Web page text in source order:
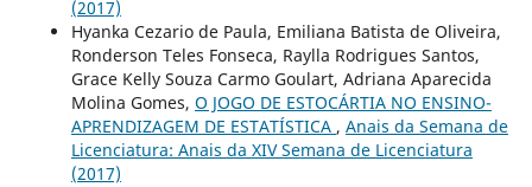
(2017)
Hyanka Cezario de Paula, Emiliana Batista de Oliveira,
Ronderson Teles Fonseca, Raylla Rodrigues Santos,
Grace Kelly Souza Carmo Goulart, Adriana Aparecida
Molina Gomes, O JOGO DE ESTOCÁRTIA NO ENSINO-
APRENDIZAGEM DE ESTATÍSTICA , Anais da Semana de
Licenciatura: Anais da XIV Semana de Licenciatura
(2017)